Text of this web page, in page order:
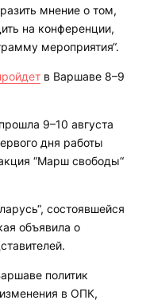
мнение о том,
на конференции,
мероприятия“.
в Варшаве 8–9
9–10 августа
дня работы
“Марш свободы“
состоявшейся
объявила о
политик
в ОПК,